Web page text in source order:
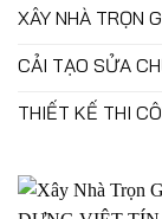
XÂY NHÀ TRỌN
CẢI TẠO SỬA
THIẾT KẾ THI